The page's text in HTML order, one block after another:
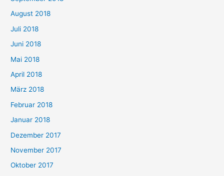
August 2018
Juli 2018
Juni 2018
Mai 2018
April 2018
März 2018
Februar 2018
Januar 2018
Dezember 2017
November 2017
Oktober 2017